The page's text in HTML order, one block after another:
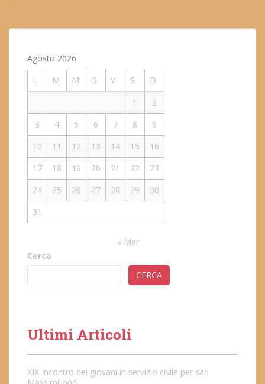
Agosto 2026
L
M M G V S
D
1
2
3
4 5 6 7 8
9
10
11 12 13 14 15
16
17
18 19 20 21 22
23
24
25 26 27 28 29
30
31
« Mar
Cerca
CERCA
Ultimi Articoli
XIX Incontro dei giovani in servizio civile per san